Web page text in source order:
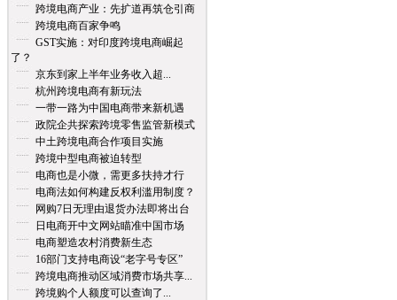
跨境电商产业：先扩道再筑仓引商
跨境电商百家争鸣
GST实施：对印度跨境电商崛起
了？
京东到家上半年业务收入超...
杭州跨境电商有新玩法
一带一路为中国电商带来新机遇
政院企共探索跨境零售监管新模式
中土跨境电商合作项目实施
跨境中型电商被迫转型
电商也是小微，需更多扶持才行
电商法如何构建反权利滥用制度？
网购7日无理由退货办法即将出台
日电商开中文网站瞄准中国市场
电商塑造农村消费新生态
16部门支持电商设“老字号专区”
跨境电商推动区域消费市场共享...
跨境购个人额度可以查询了...